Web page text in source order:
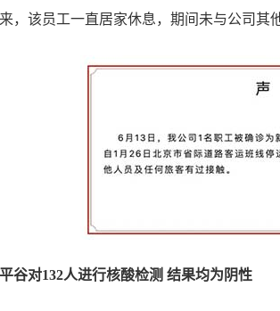
，该员工一直居家休息，期间未与公司其
对132人进行核酸检测 结果均为阴性